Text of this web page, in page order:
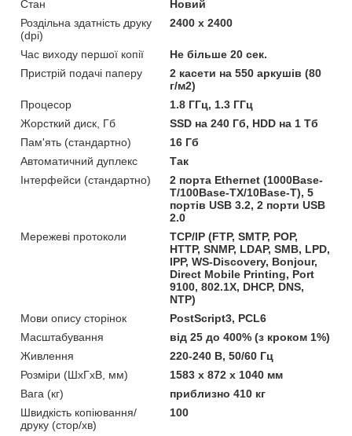
Стан
Новий
Роздільна здатність друку
(dpi)
2400 x 2400
Час виходу першої копії
Не більше 20 сек.
Пристрій подачі паперу
2 касети на 550 аркушів (80
г/м2)
Процесор
1.8 ГГц, 1.3 ГГц
Жорсткий диск, Гб
SSD на 240 Гб, HDD на 1 Тб
Пам'ять (стандартно)
16 Гб
Автоматичний дуплекс
Так
Інтерфейси (стандартно)
2 порта Ethernet (1000Base-
T/100Base-TX/10Base-T), 5
портів USB 3.2, 2 порти USB
2.0
Мережеві протоколи
TCP/IP (FTP, SMTP, POP,
HTTP, SNMP, LDAP, SMB, LPD,
IPP, WS-Discovery, Bonjour,
Direct Mobile Printing, Port
9100, 802.1X, DHCP, DNS,
NTP)
Мови опису сторінок
PostScript3, PCL6
Масштабування
від 25 до 400% (з кроком 1%)
Живлення
220-240 В, 50/60 Гц
Розміри (ШхГхВ, мм)
1583 x 872 x 1040 мм
Вага (кг)
приблизно 410 кг
Швидкість копіювання/
друку (стор/хв)
100